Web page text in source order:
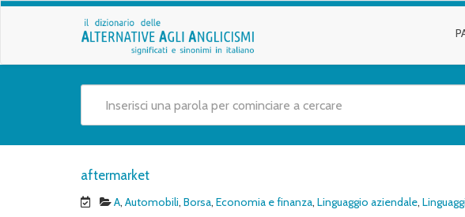
aftermarket
A, Automobili, Borsa, Economia e finanza, Linguaggio aziendale,